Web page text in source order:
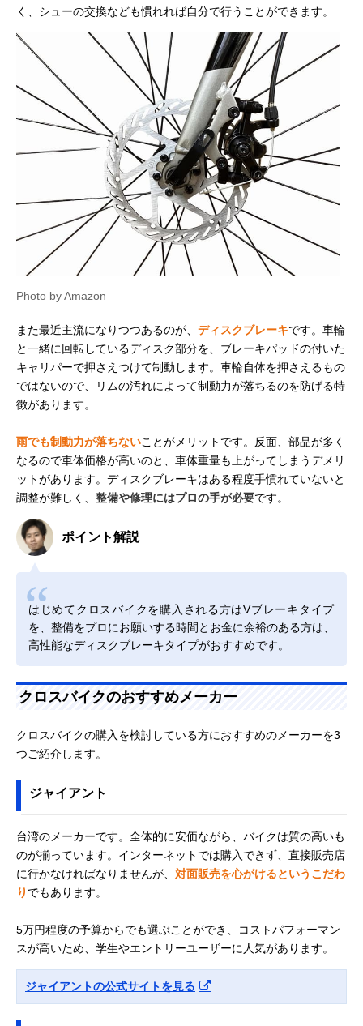
く、シューの交換なども慣れれば自分で行うことができます。
Photo by Amazon
また最近主流になりつつあるのが、 ディスクブレーキです。車輪
と一緒に回転しているディスク部分を、ブレーキパッドの付いた
キャリパーで押さえつけて制動します。車輪自体を押さえるもの
ではないので、リムの汚れによって制動力が落ちるのを防げる特
徴があります。
雨でも制動力が落ちないことがメリットです。反面、部品が多く
なるので車体価格が高いのと、車体重量も上がってしまうデメリ
ットがあります。ディスクブレーキはある程度手慣れていないと
調整が難しく、 整備や修理にはプロの手が必要です。
ポイント解説
はじめてクロスバイクを購入される方はVブレーキタイプ
を、整備をプロにお願いする時間とお金に余裕のある方は、
高性能なディスクブレーキタイプがおすすめです。
クロスバイクのおすすめメーカー
クロスバイクの購入を検討している方におすすめのメーカーを3
つご紹介します。
ジャイアント
台湾のメーカーです。全体的に安価ながら、バイクは質の高いも
のが揃っています。インターネットでは購入できず、直接販売店
に行かなければなりませんが、 対面販売を心がけるというこだわ
り でもあります。
5万円程度の予算からでも選ぶことができ、コストパフォーマン
スが高いため、学生やエントリーユーザーに人気があります。
ジャイアントの公式サイトを見る